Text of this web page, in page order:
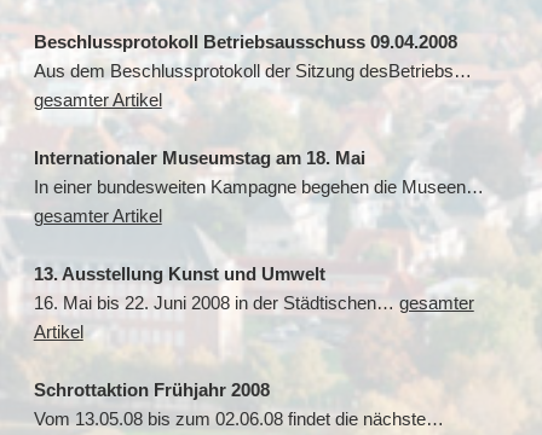
Beschlussprotokoll Betriebsausschuss 09.04.2008
Aus dem Beschlussprotokoll der Sitzung desBetriebs…
gesamter Artikel
Internationaler Museumstag am 18. Mai
In einer bundesweiten Kampagne begehen die Museen…
gesamter Artikel
13. Ausstellung Kunst und Umwelt
16. Mai bis 22. Juni 2008 in der Städtischen… gesamter
Artikel
Schrottaktion Frühjahr 2008
Vom 13.05.08 bis zum 02.06.08 findet die nächste…